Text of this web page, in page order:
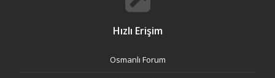
Hızlı Erişim
Osmanlı Forum